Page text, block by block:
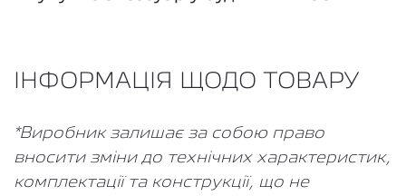
ІНФОРМАЦІЯ ЩОДО ТОВАРУ
*Виробник залишає за собою право
вносити зміни до технічних характеристик,
комплектації та конструкції, що не